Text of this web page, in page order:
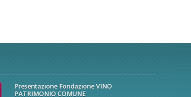
Presentazione Fondazione VINO
PATRIMONIO COMUNE